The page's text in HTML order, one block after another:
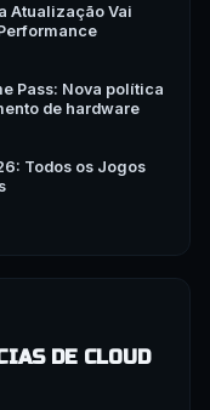
Atualização Vai
Pass: Nova política
de hardware
Todos os Jogos
DE CLOUD